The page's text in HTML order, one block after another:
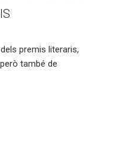
premis literaris,
també de